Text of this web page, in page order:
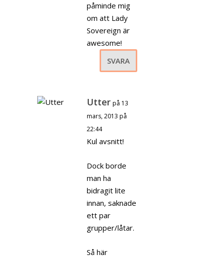
påminde mig
om att Lady
Sovereign är
awesome!
SVARA
Utter på 13
mars, 2013 på
22:44
Kul avsnitt!
Dock borde
man ha
bidragit lite
innan, saknade
ett par
grupper/låtar.
Så här